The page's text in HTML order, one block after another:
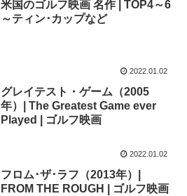
米国のゴルフ映画 名作 | TOP4～6
～ティン･カップなど
2022.01.02
グレイテスト・ゲーム（2005
年）| The Greatest Game ever
Played | ゴルフ映画
2022.01.02
フロム･ザ･ラフ（2013年）|
FROM THE ROUGH | ゴルフ映画